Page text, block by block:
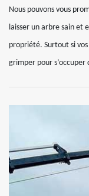
Nous pouvons vous
laisser un arbre sain et
propriété. Surtout si
grimper pour s’occuper